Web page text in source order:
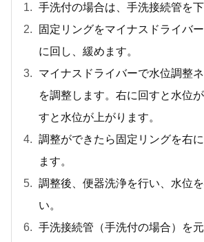
手洗付の場合は、手洗接続管を下
固定リングをマイナスドライバ
に回し、緩めます。
マイナスドライバーで水位調整
を調整します。右に回すと水位
すと水位が上がります。
調整ができたら固定リングを右
ます。
調整後、便器洗浄を行い、水位
い。
手洗接続管（手洗付の場合）を